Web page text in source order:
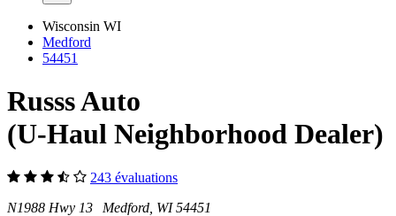
Wisconsin WI
Medford
54451
Russs Auto
(U-Haul Neighborhood Dealer)
243 évaluations
N1988 Hwy 13 Medford, WI 54451